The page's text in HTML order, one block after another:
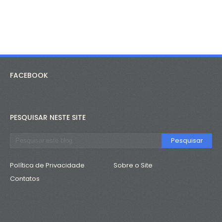
FACEBOOK
PESQUISAR NESTE SITE
Política de Privacidade
Sobre o Site
Contatos